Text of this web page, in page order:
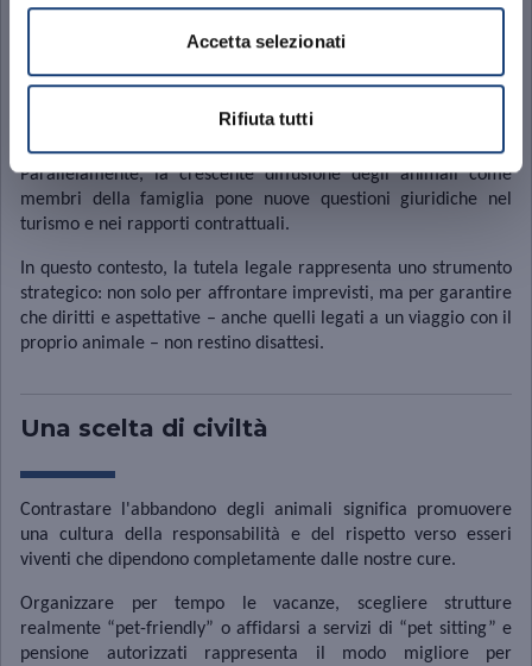
Accetta selezionati
Rifiuta tutti
L’abbandono degli animali resta un fenomeno grave, radicato e
si tratta di un reato penale severamente punito.
Parallelamente, la crescente diffusione degli animali come
membri della famiglia pone nuove questioni giuridiche nel
turismo e nei rapporti contrattuali.
In questo contesto, la tutela legale rappresenta uno strumento
strategico: non solo per affrontare imprevisti, ma per garantire
che diritti e aspettative – anche quelli legati a un viaggio con il
proprio animale – non restino disattesi.
Una scelta di civiltà
Contrastare l'abbandono degli animali significa promuovere
una cultura della responsabilità e del rispetto verso esseri
viventi che dipendono completamente dalle nostre cure.
Organizzare per tempo le vacanze, scegliere strutture
realmente “pet-friendly” o affidarsi a servizi di “pet sitting” e
pensione autorizzati rappresenta il modo migliore per